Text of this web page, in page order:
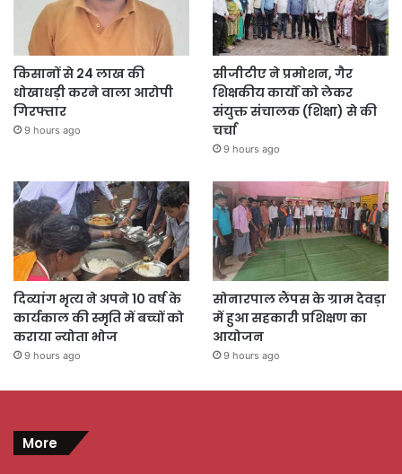
किसानों से 24 लाख की
धोखाधड़ी करने वाला आरोपी
गिरफ्तार
9 hours ago
सीजीटीए ने प्रमोशन, गैर
शिक्षकीय कार्यों को लेकर
संयुक्त संचालक (शिक्षा) से की
चर्चा
9 hours ago
दिव्यांग भृत्य ने अपने 10 वर्ष के
कार्यकाल की स्मृति में बच्चों को
कराया न्योता भोज
9 hours ago
सोनारपाल लैंपस के ग्राम देवड़ा
में हुआ सहकारी प्रशिक्षण का
आयोजन
9 hours ago
More